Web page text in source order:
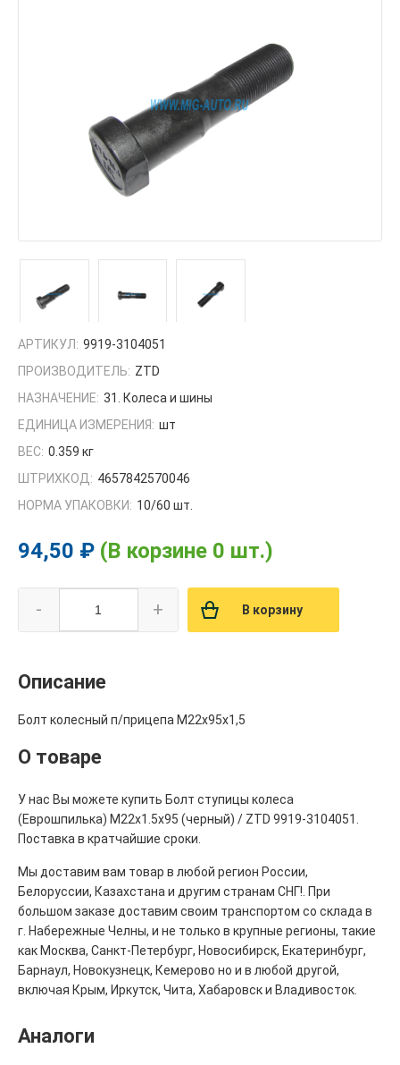
АРТИКУЛ: 9919-3104051
ПРОИЗВОДИТЕЛЬ: ZTD
НАЗНАЧЕНИЕ: 31. Колеса и шины
ЕДИНИЦА ИЗМЕРЕНИЯ: шт
ВЕС: 0.359 кг
ШТРИХКОД: 4657842570046
НОРМА УПАКОВКИ: 10/60 шт.
94,50 ₽ (В корзине 0 шт.)
- + В корзину
Описание
Болт колесный п/прицепа М22х95х1,5
О товаре
У нас Вы можете купить Болт ступицы колеса
(Еврошпилька) М22х1.5х95 (черный) / ZTD 9919-3104051.
Поставка в кратчайшие сроки.
Мы доставим вам товар в любой регион России,
Белоруссии, Казахстана и другим странам СНГ!. При
большом заказе доставим своим транспортом со склада в
г. Набережные Челны, и не только в крупные регионы, такие
как Москва, Санкт-Петербург, Новосибирск, Екатеринбург,
Барнаул, Новокузнецк, Кемерово но и в любой другой,
включая Крым, Иркутск, Чита, Хабаровск и Владивосток.
Аналоги